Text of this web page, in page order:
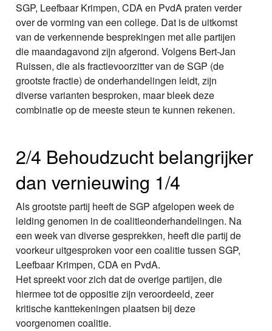
SGP, Leefbaar Krimpen, CDA en PvdA praten verder
over de vorming van een college. Dat is de uitkomst
van de verkennende besprekingen met alle partijen
die maandagavond zijn afgerond. Volgens Bert-Jan
Ruissen, die als fractievoorzitter van de SGP (de
grootste fractie) de onderhandelingen leidt, zijn
diverse varianten besproken, maar bleek deze
combinatie op de meeste steun te kunnen rekenen.
2/4 Behoudzucht belangrijker
dan vernieuwing 1/4
Als grootste partij heeft de SGP afgelopen week de
leiding genomen in de coalitieonderhandelingen. Na
een week van diverse gesprekken, heeft die partij de
voorkeur uitgesproken voor een coalitie tussen SGP,
Leefbaar Krimpen, CDA en PvdA.
Het spreekt voor zich dat de overige partijen, die
hiermee tot de oppositie zijn veroordeeld, zeer
kritische kanttekeningen plaatsen bij deze
voorgenomen coalitie.